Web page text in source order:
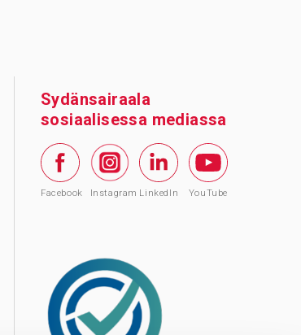
Sydänsairaala
sosiaalisessa mediassa
Facebook Instagram LinkedIn YouTube